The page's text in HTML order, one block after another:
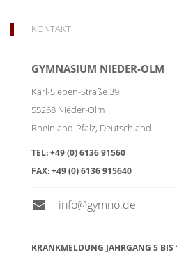
KONTAKT
GYMNASIUM NIEDER-OLM
Karl-Sieben-Straße 39
55268 Nieder-Olm
Rheinland-Pfalz, Deutschland
TEL:+49 (0) 6136 91560
FAX:+49 (0) 6136 915640
info@gymno.de
KRANKMELDUNG JAHRGANG 5 BIS